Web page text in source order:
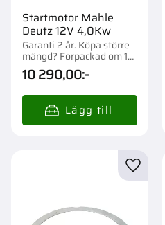
Startmotor Mahle
Deutz 12V 4,0Kw
Garanti 2 år. Köpa större
mängd? Förpackad om 1
st.
10 290,00:-
Lägg